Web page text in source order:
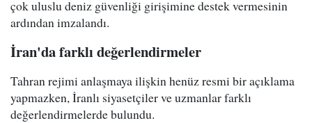
çok uluslu deniz güvenliği girişimine destek vermesinin
ardından imzalandı.
İran'da farklı değerlendirmeler
Tahran rejimi anlaşmaya ilişkin henüz resmi bir açıklama
yapmazken, İranlı siyasetçiler ve uzmanlar farklı
değerlendirmelerde bulundu.